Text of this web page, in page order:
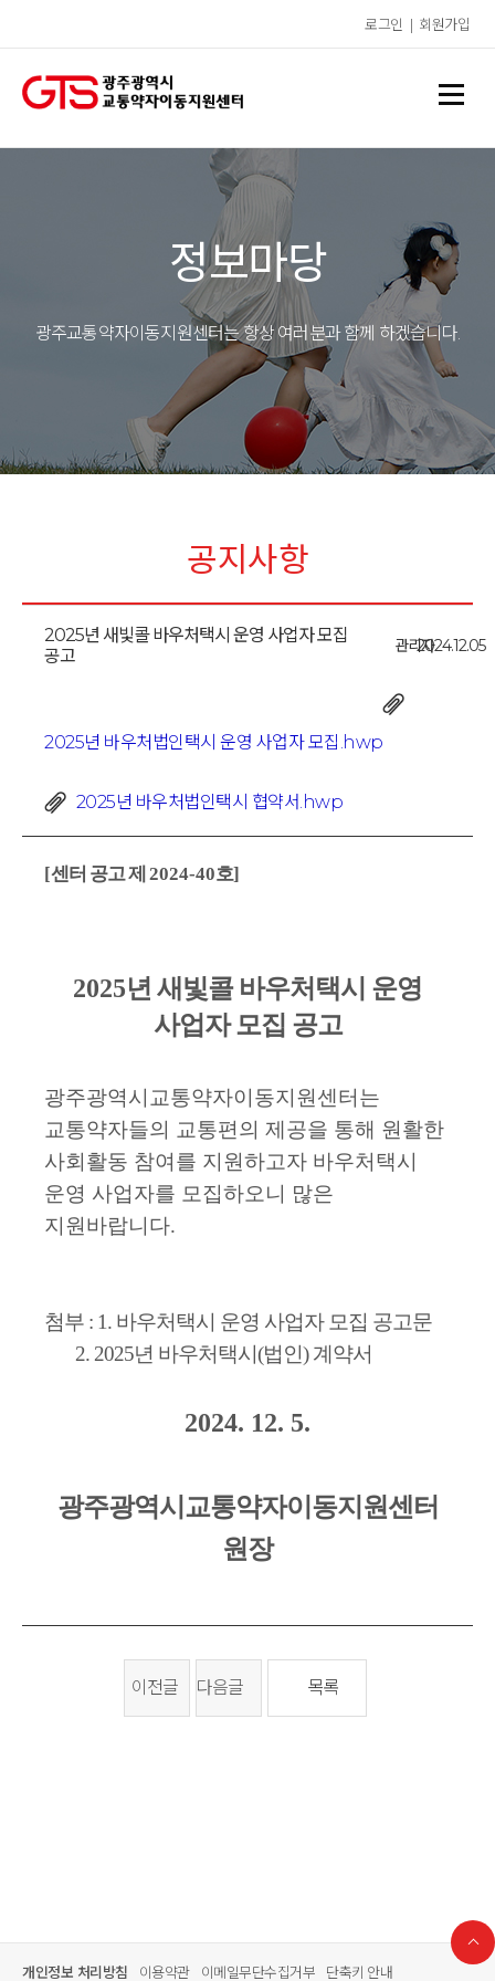
로그인 | 회원가입
정보마당
광주교통약자이동지원센터는 항상 여러분과 함께 하겠습니다.
공지사항
2025년 새빛콜 바우처택시 운영 사업자 모집
공고
관리자2024.12.05
2025년 바우처법인택시 운영 사업자 모집.hwp
2025년 바우처법인택시 협약서.hwp
[센터 공고 제 2024-40호]
2025년 새빛콜 바우처택시 운영
사업자 모집 공고
광주광역시교통약자이동지원센터는
교통약자들의 교통편의 제공을 통해 원활한
사회활동 참여를 지원하고자 바우처택시
운영 사업자를 모집하오니 많은
지원바랍니다.
첨부 : 1. 바우처택시 운영 사업자 모집 공고문
2. 2025년 바우처택시(법인) 계약서
2024. 12. 5.
광주광역시교통약자이동지원센터
원장
이전글 다음글 목록
개인정보 처리방침 이용약관 이메일무단수집거부 단축키 안내